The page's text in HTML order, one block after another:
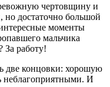
чертовщину и
но достаточно большой
моменты
мальчика
За работу!
две концовки: хорошую
неблагоприятными. И